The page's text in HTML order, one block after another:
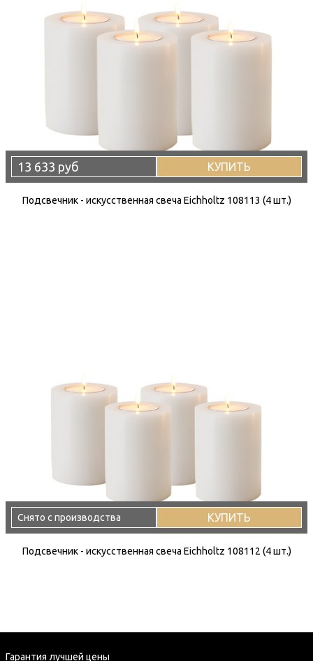
13 633 руб КУПИТЬ
Подсвечник - искусственная свеча Eichholtz 108113 (4 шт.)
Снято с производства КУПИТЬ
Подсвечник - искусственная свеча Eichholtz 108112 (4 шт.)
Гарантия лучшей цены